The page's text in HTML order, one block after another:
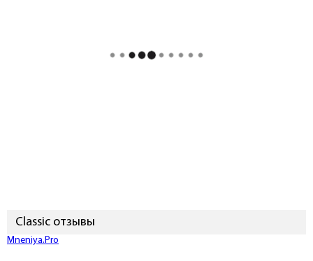
Classic отзывы
Подключиться к Mneniya.Pro